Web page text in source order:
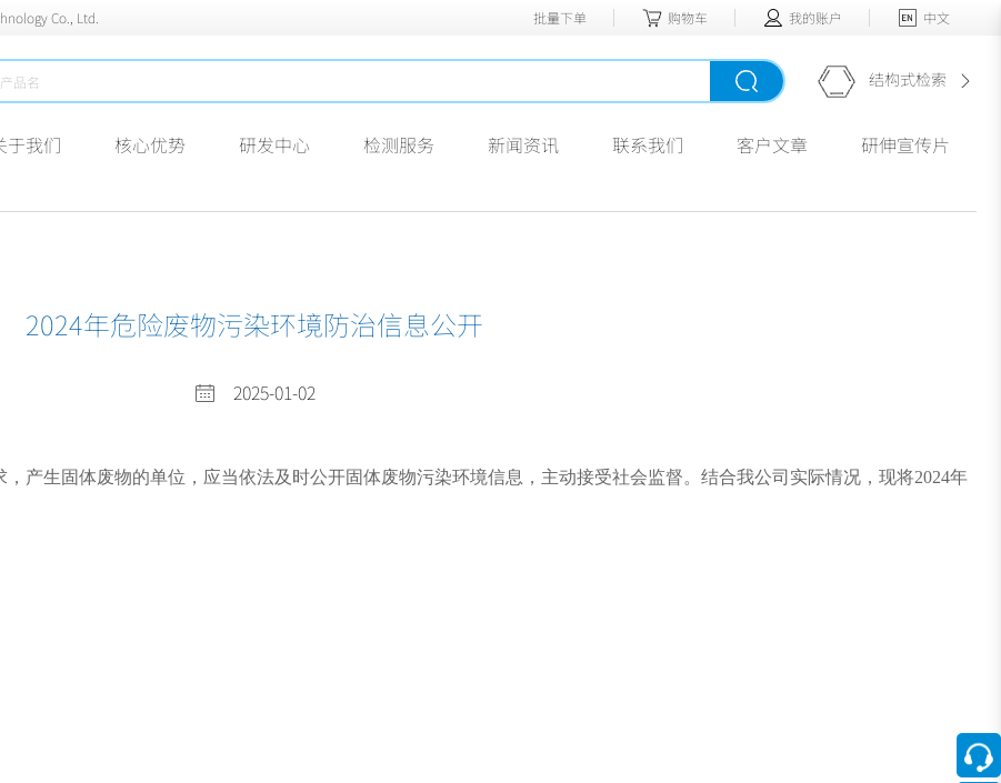
Co., Ltd. 批量下单 购物车 我的账户 中文
结构式检索
于我们 核心优势 研发中心 检测服务 新闻资讯 联系我们 客户文章 研伸宣传片
2024年危险废物污染环境防治信息公开
2025-01-02
产生固体废物的单位，应当依法及时公开固体废物污染环境信息，主动接受社会监督。结合我公司实际情况，现将2024年